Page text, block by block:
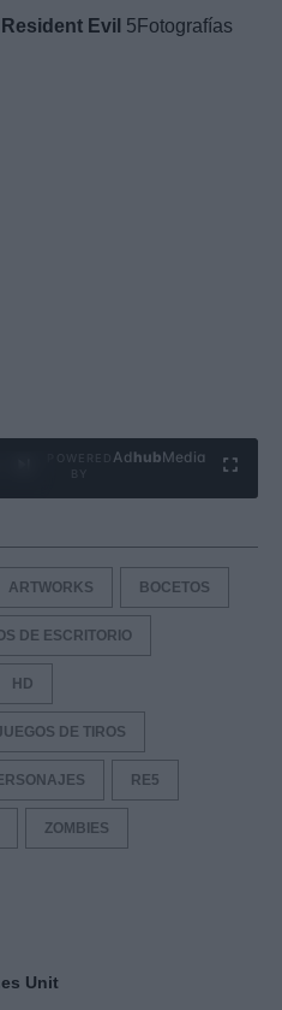
Resident Evil 5Fotografías
Ad hubMedia
ARTWORKS BOCETOS
DE ESCRITORIO
HD
DE TIROS
RE5
ZOMBIES
Unit